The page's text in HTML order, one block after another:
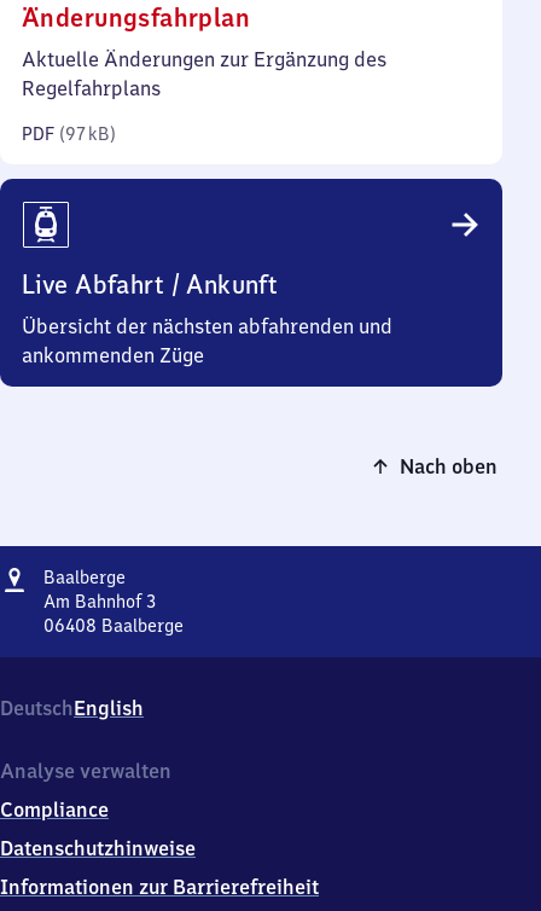
Änderungsfahrplan
97
Aktuelle Änderungen zur Ergänzung des
Regelfahrplans
PDF (97 kB)
Live Abfahrt / Ankunft
Übersicht der nächsten abfahrenden und
ankommenden Züge
Nach oben
Adresse
Baalberge
Am Bahnhof 3
06408 Baalberge
Bahnhof
3,
6
0
8
DeutschEnglish
Analyse verwalten
Compliance
Datenschutzhinweise
Informationen zur Barrierefreiheit